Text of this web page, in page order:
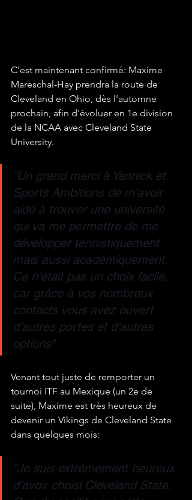
C'est maintenant confirmé: Maxime
Mareschal-Hay prendra la route de
Cleveland en Ohio, dès l'automne
prochain, afin d'évoluer en 1e division
de la NCAA avec Cleveland State
University.
"Un grand merci à Yannick et
Sports Ambitions de m’avoir
aidé à trouver une université
qui va me permettre de me
développer tennistiquement
mais aussi académiquement.
Ce n’était pas un choix facile,
car grâce à vos nombreux
contacts vous avez ouvert
d’autres portes et d’autres
options"
Venant tout juste de remporter un
tournoi ITF au Mexique (un 2e de
suite), Maxime est très heureux de
devenir un Vikings de Cleveland State
dans quelques mois:
"Je suis extrêmement heureux
d’avoir choisi Cleveland State.